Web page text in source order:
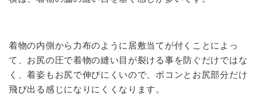
着物の内側から力布のように居敷当てが付くことによっ
て、お尻の圧で着物の縫い目が裂ける事を防ぐだけではな
く、着姿もお尻で伸びにくいので、ポコンとお尻部分だけ
飛び出る感じになりにくくなります。